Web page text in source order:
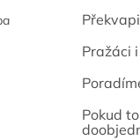
Kropáček
Pražáci
Pokud